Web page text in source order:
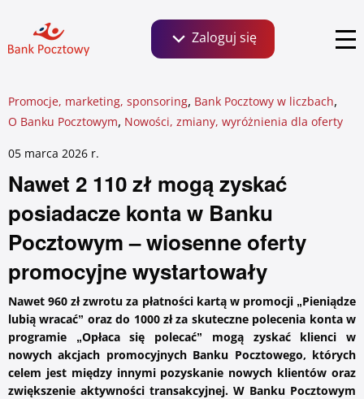
Zaloguj się
Bankowość dla Klientów detalicznych, małych
firm i agrobiznesu
Zaloguj się
Klientów instytucjonalnych i wspólnot
mieszkaniowych
Zaloguj się
Materiały dla mediów
Zrównoważony rozwój ESG Newsletter
Kontakt dla mediów
Biuro prasowe Relacje inwestorskie
Serwis ekonomiczny
Promocje, marketing, sponsoring, Bank Pocztowy w liczbach,
O Banku Pocztowym, Nowości, zmiany, wyróżnienia dla oferty
05 marca 2026 r.
Nawet 2 110 zł mogą zyskać
posiadacze konta w Banku
Pocztowym – wiosenne oferty
promocyjne wystartowały
Nawet 960 zł zwrotu za płatności kartą w promocji „Pieniądze
lubią wracać” oraz do 1000 zł za skuteczne polecenia konta w
programie „Opłaca się polecać” mogą zyskać klienci w
nowych akcjach promocyjnych Banku Pocztowego, których
celem jest między innymi pozyskanie nowych klientów oraz
zwiększenie aktywności transakcyjnej. W Banku Pocztowym